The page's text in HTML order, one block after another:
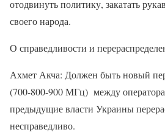
отодвинуть политику, закатать
своего народа.
О справедливости и
Ахмет Акча: Должен быть новый
(700-800-900 МГц) между
предыдущие власти Украины
несправедливо.